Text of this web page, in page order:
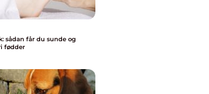
sådan får du sunde og
fødder